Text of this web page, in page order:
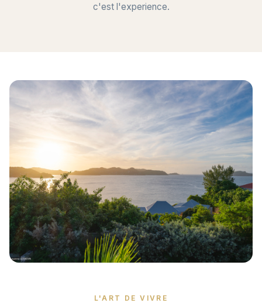
c'est l'experience.
L'ART DE VIVRE